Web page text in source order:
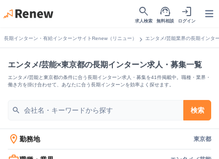
search
求人検索
support_agent
無料相談
login
ログイン
長期インターン・有給インターンサイトRenew（リニュー） chevron_right エンタメ/芸能業界の長期インタ
エンタメ/芸能×東京都の長期インターン求人・募集一覧
エンタメ/芸能と東京都の条件に合う長期インターン求人・募集を41件掲載中。職種・業界・
働き方を掛け合わせて、あなたに合う長期インターンを効率よく探せます。
search 検索
location_on 勤務地 東京都